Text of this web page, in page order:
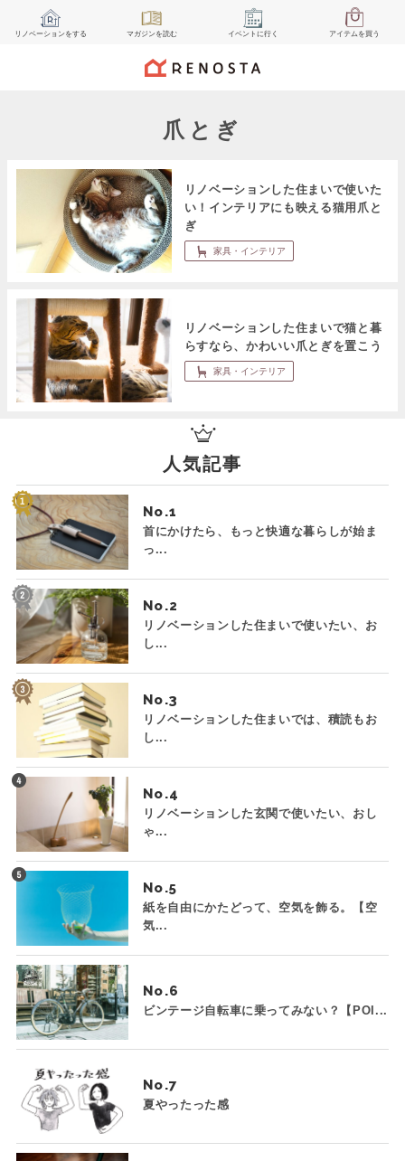
リノベーションをする マガジンを読む イベント に行く アイテムを買う
爪とぎ
リノベーションした住まいで使いた
い！インテリアにも映える猫用爪と
ぎ
家具・インテリア
リノベーションした住まいで猫と暮
らすなら、かわいい爪とぎを置こう
家具・インテリア
人気記事
No.
首にかけたら、もっと快適な暮らしが始ま
っ...
No.
リノベーションした住まいで使いたい、お
し...
No.
リノベーションした住まいでは、積読もお
し...
No.
リノベーションした玄関で使いたい、おし
ゃ...
No.
紙を自由にかたどって、空気を飾る。【空
気...
No.
ビンテージ自転車に乗ってみない？【POI...
No.
夏やったった感